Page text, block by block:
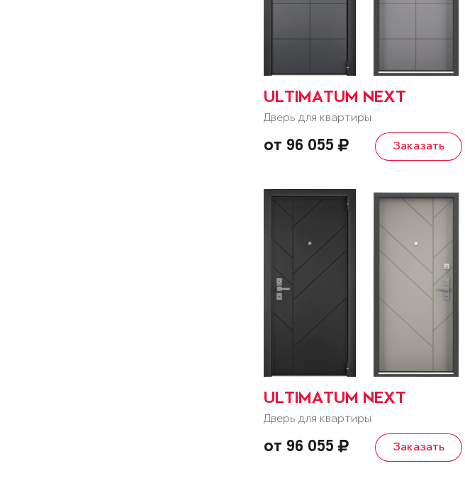
ULTIMATUM NEXT
Дверь для квартиры
от 96 055 Заказать
ULTIMATUM NEXT
Дверь для квартиры
от 96 055 Заказать